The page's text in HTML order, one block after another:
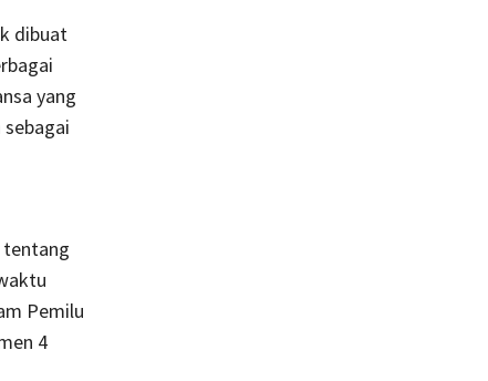
dibuat
yang
tentang
Pemilu
4